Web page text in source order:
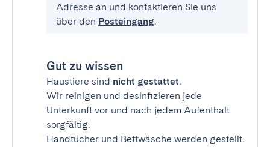
Adresse an und kontaktieren Sie uns
über den Posteingang.
Gut zu wissen
Haustiere sind nicht gestattet.
Wir reinigen und desinfizieren jede
Unterkunft vor und nach jedem Aufenthalt
sorgfältig.
Handtücher und Bettwäsche werden gestellt.